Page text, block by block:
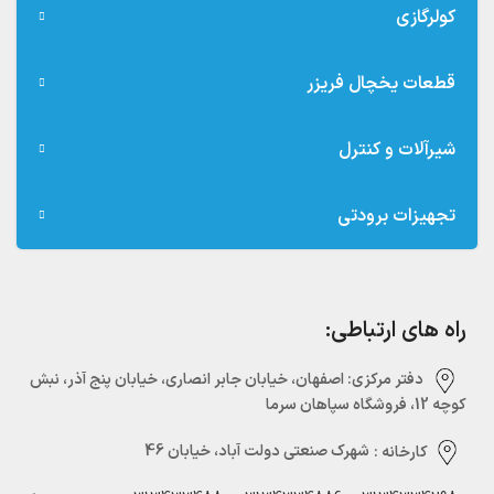
کولرگازی
قطعات یخچال فریزر
شیرآلات و کنترل
تجهیزات برودتی
راه های ارتباطی:
دفتر مرکزی:‌ اصفهان، خیابان جابر انصاری، خیابان پنج آذر، نبش
کوچه 12، فروشگاه سپاهان سرما
کارخانه : شهرک صنعتی دولت آباد، خیابان 46